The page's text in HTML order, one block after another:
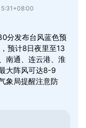
分发布台风蓝色预
预计8日夜里至13
南通、连云港、淮
大阵风可达8-9
象局提醒注意防